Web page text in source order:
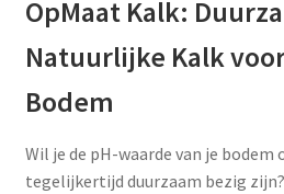
OpMaat Kalk:
Natuurlijke Kalk
Bodem
Wil je de pH-waarde van je bodem
tegelijkertijd duurzaam bezig zijn?